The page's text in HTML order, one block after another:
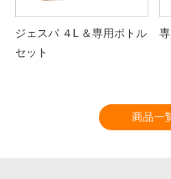
ジェスパ ４L ＆専用ボトル
セット
商品一